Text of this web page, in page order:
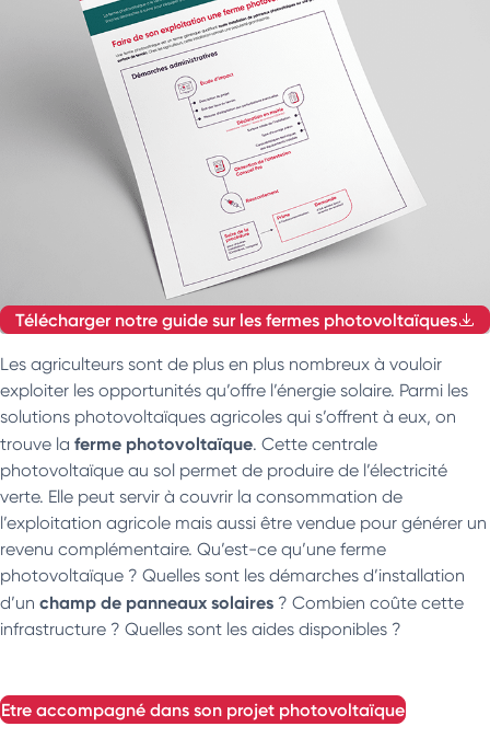
Télécharger notre guide sur les fermes photovoltaïques
Les agriculteurs sont de plus en plus nombreux à vouloir
exploiter les opportunités qu’offre l’énergie solaire. Parmi les
solutions photovoltaïques agricoles qui s’offrent à eux, on
trouve la ferme photovoltaïque. Cette centrale
photovoltaïque au sol permet de produire de l’électricité
verte. Elle peut servir à couvrir la consommation de
l’exploitation agricole mais aussi être vendue pour générer un
revenu complémentaire. Qu’est-ce qu’une ferme
photovoltaïque ? Quelles sont les démarches d’installation
d’un champ de panneaux solaires ? Combien coûte cette
infrastructure ? Quelles sont les aides disponibles ?
etre accompagné dans son projet photovoltaïque